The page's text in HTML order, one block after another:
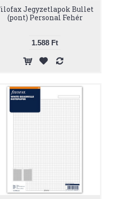
Jegyzetlapok Bullet
(pont) Personal Fehér
1.588 Ft